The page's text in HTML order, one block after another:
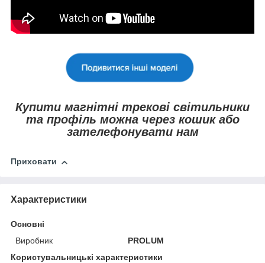
Купити магнітні трекові світильники
та профіль можна через кошик або
зателефонувати нам
Приховати
Характеристики
Основні
Виробник
PROLUM
Користувальницькі характеристики